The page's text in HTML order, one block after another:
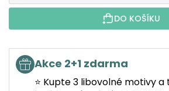
DO KOŠÍKU
Akce 2+1 zdarma
⭐ Kupte 3 libovolné motivy